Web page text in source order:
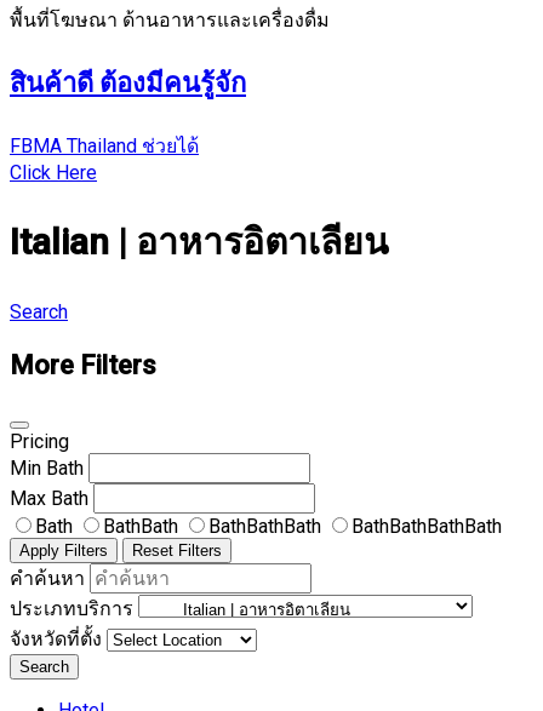
พื้นที่โฆษณา ด้านอาหารและเครื่องดื่ม
สินค้าดี ต้องมีคนรู้จัก
FBMA Thailand ช่วยได้
Click Here
Italian | อาหารอิตาเลียน
Search
More Filters
Pricing
Min Bath
Max Bath
Bath
BathBath BathBathBath BathBathBathBath
Apply Filters Reset Filters
คำค้นหา
ประเภทบริการ
จังหวัดที่ตั้ง
Search